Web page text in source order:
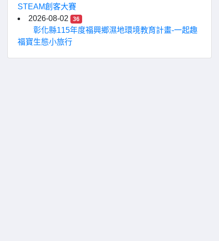
STEAM創客大賽
2026-08-02
36
彰化縣115年度福興鄉濕地環境教育計畫-一起趣
福寶生態小旅行